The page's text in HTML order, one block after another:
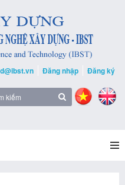
Đăng nhập Đăng ký